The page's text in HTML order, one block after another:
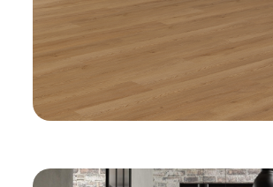
installation rapide et facile.
En savoir plus